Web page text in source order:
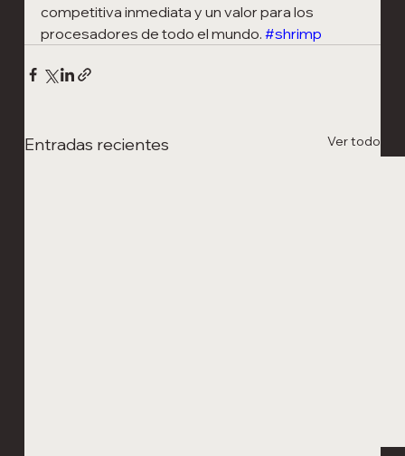
competitiva inmediata y un valor para los
procesadores de todo el mundo. #shrimp
Entradas recientes Ver todo